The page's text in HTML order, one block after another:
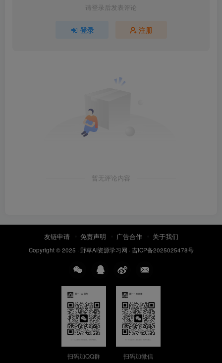
请登录后发表评论
登录 注册
暂无评论内容
友链申请 免责声明 广告合作 关于我们
Copyright © 2025 · 野草AI资源学习网 · 吉ICP备2025025478号
扫码加QQ群 扫码加微信